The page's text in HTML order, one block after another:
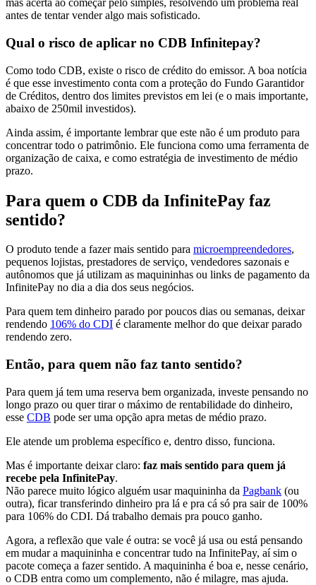
mas acerta ao começar pelo simples, resolvendo um problema real
antes de tentar vender algo mais sofisticado.
Qual o risco de aplicar no CDB Infinitepay?
Como todo CDB, existe o risco de crédito do emissor. A boa notícia
é que esse investimento conta com a proteção do Fundo Garantidor
de Créditos, dentro dos limites previstos em lei (e o mais importante,
abaixo de 250mil investidos).
Ainda assim, é importante lembrar que este não é um produto para
concentrar todo o patrimônio. Ele funciona como uma ferramenta de
organização de caixa, e como estratégia de investimento de médio
prazo.
Para quem o CDB da InfinitePay faz
sentido?
O produto tende a fazer mais sentido para microempreendedores,
pequenos lojistas, prestadores de serviço, vendedores sazonais e
autônomos que já utilizam as maquininhas ou links de pagamento da
InfinitePay no dia a dia dos seus negócios.
Para quem tem dinheiro parado por poucos dias ou semanas, deixar
rendendo 106% do CDI é claramente melhor do que deixar parado
rendendo zero.
Então, para quem não faz tanto sentido?
Para quem já tem uma reserva bem organizada, investe pensando no
longo prazo ou quer tirar o máximo de rentabilidade do dinheiro,
esse CDB pode ser uma opção apra metas de médio prazo.
Ele atende um problema específico e, dentro disso, funciona.
Mas é importante deixar claro: faz mais sentido para quem já
recebe pela InfinitePay.
Não parece muito lógico alguém usar maquininha da Pagbank (ou
outra), ficar transferindo dinheiro pra lá e pra cá só pra sair de 100%
para 106% do CDI. Dá trabalho demais pra pouco ganho.
Agora, a reflexão que vale é outra: se você já usa ou está pensando
em mudar a maquininha e concentrar tudo na InfinitePay, aí sim o
pacote começa a fazer sentido. A maquininha é boa e, nesse cenário,
o CDB entra como um complemento, não é milagre, mas ajuda.